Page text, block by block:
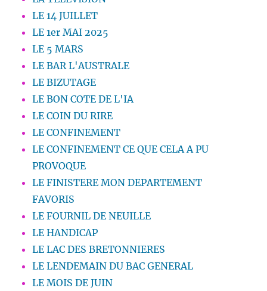
LE 14 JUILLET
LE 1er MAI 2025
LE 5 MARS
LE BAR L'AUSTRALE
LE BIZUTAGE
LE BON COTE DE L'IA
LE COIN DU RIRE
LE CONFINEMENT
LE CONFINEMENT CE QUE CELA A PU
PROVOQUE
LE FINISTERE MON DEPARTEMENT
FAVORIS
LE FOURNIL DE NEUILLE
LE HANDICAP
LE LAC DES BRETONNIERES
LE LENDEMAIN DU BAC GENERAL
LE MOIS DE JUIN